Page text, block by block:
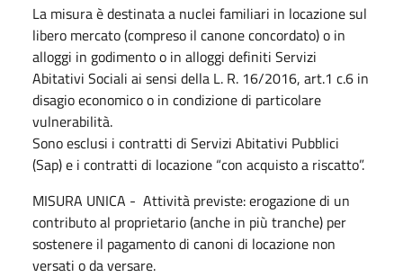
La misura è destinata a nuclei familiari in locazione sul
libero mercato (compreso il canone concordato) o in
alloggi in godimento o in alloggi definiti Servizi
Abitativi Sociali ai sensi della L. R. 16/2016, art.1 c.6 in
disagio economico o in condizione di particolare
vulnerabilità.
Sono esclusi i contratti di Servizi Abitativi Pubblici
(Sap) e i contratti di locazione “con acquisto a riscatto”.
MISURA UNICA - Attività previste: erogazione di un
contributo al proprietario (anche in più tranche) per
sostenere il pagamento di canoni di locazione non
versati o da versare.